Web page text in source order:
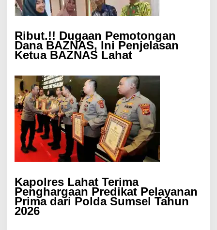
Ribut.!! Dugaan Pemotongan
Dana BAZNAS, Ini Penjelasan
Ketua BAZNAS Lahat
Kapolres Lahat Terima
Penghargaan Predikat Pelayanan
Prima dari Polda Sumsel Tahun
2026